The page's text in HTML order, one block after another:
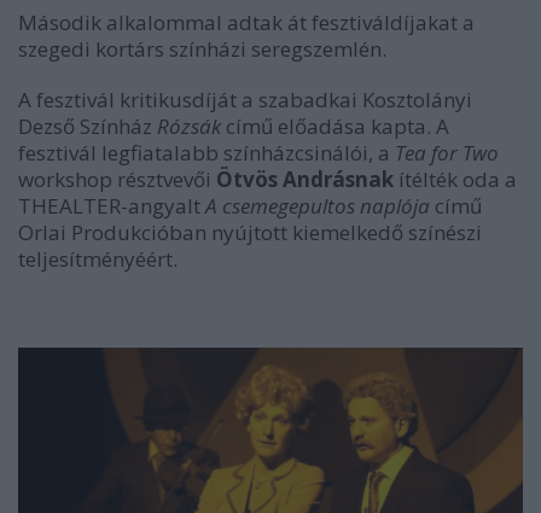
Második alkalommal adtak át fesztiváldíjakat a
szegedi kortárs színházi seregszemlén.
A fesztivál kritikusdíját a szabadkai Kosztolányi
Dezső Színház Rózsák című előadása kapta. A
fesztivál legfiatalabb színházcsinálói, a Tea for Two
workshop résztvevői Ötvös Andrásnak ítélték oda a
THEALTER-angyaltA csemegepultos naplója című
Orlai Produkcióban nyújtott kiemelkedő színészi
teljesítményéért.